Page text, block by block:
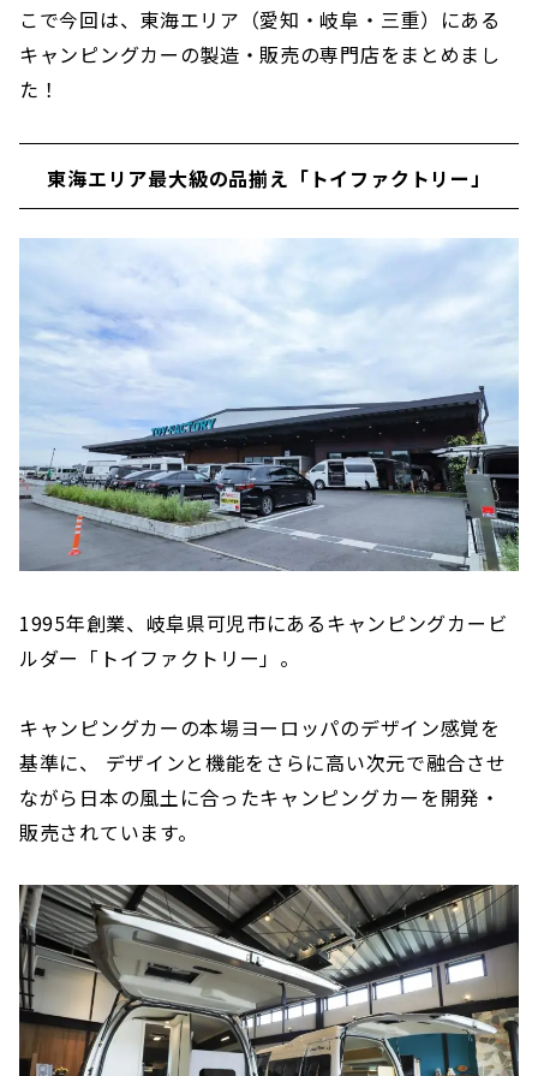
こで今回は、東海エリア（愛知・岐阜・三重）にある
キャンピングカーの製造・販売の専門店をまとめまし
た！
東海エリア最大級の品揃え「トイファクトリー」
1995年創業、岐阜県可児市にあるキャンピングカービ
ルダー「トイファクトリー」。
キャンピングカーの本場ヨーロッパのデザイン感覚を
基準に、 デザインと機能をさらに高い次元で融合させ
ながら日本の風土に合ったキャンピングカーを開発・
販売されています。